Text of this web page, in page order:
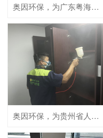
奥因环保，为广东粤海控股集团有限公司提供专业优质的室内空气治理服务！
奥因环保，为贵州省人民政府驻粤办公室提供专业有效的室内空气治理服务！